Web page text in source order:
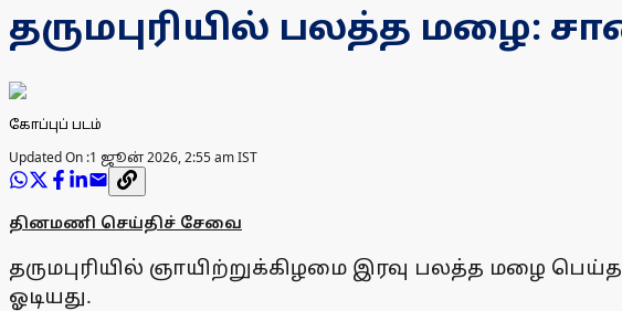
தருமபுரியில் பலத்த மழை:
கோப்புப் படம்
Updated On :1 ஜூன் 2026, 2:55 am IST
தினமணி செய்திச் சேவை
தருமபுரியில் ஞாயிற்றுக்கிழமை இரவு பலத்த மழை
ஓடியது.